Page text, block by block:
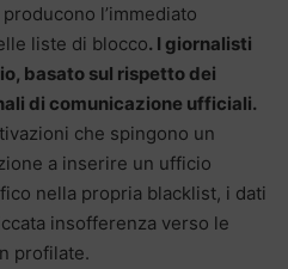
l’immediato
liste di blocco. I giornalisti
basato sul rispetto dei
di comunicazione ufficiali.
che spingono un
a inserire un ufficio
nella propria blacklist, i dati
insofferenza verso le
profilate.